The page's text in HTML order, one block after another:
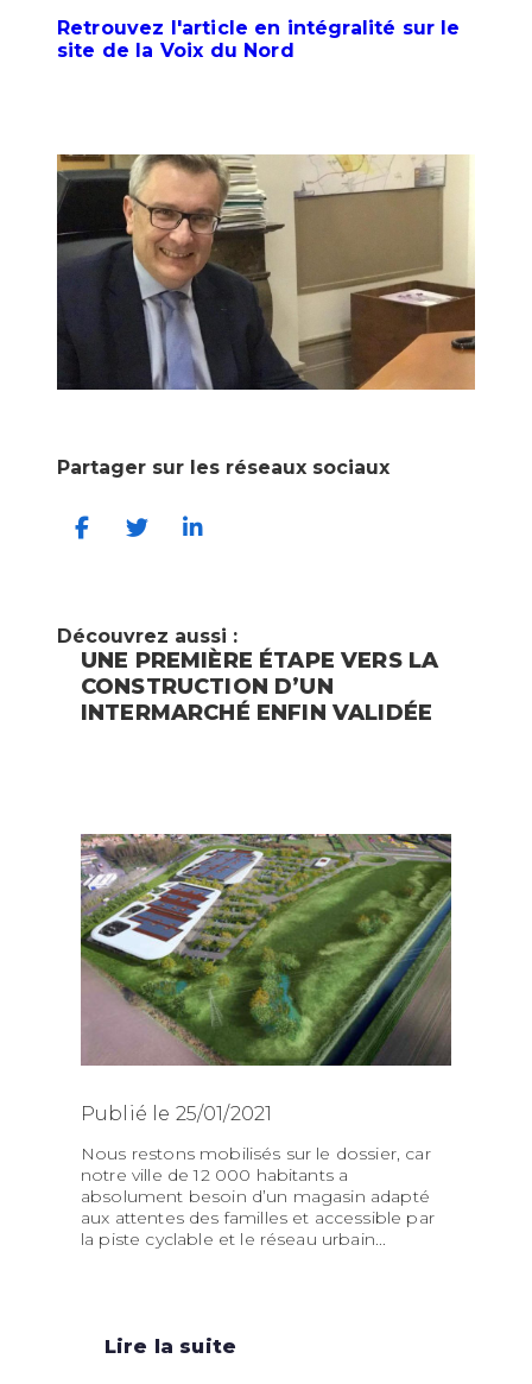
Retrouvez l'article en intégralité sur le
site de la Voix du Nord
Partager sur les réseaux sociaux
Découvrez aussi :
UNE PREMIÈRE ÉTAPE VERS LA
CONSTRUCTION D’UN
INTERMARCHÉ ENFIN VALIDÉE
Publié le 25/01/2021
Nous restons mobilisés sur le dossier, car
notre ville de 12 000 habitants a
absolument besoin d’un magasin adapté
aux attentes des familles et accessible par
la piste cyclable et le réseau urbain...
Lire la suite